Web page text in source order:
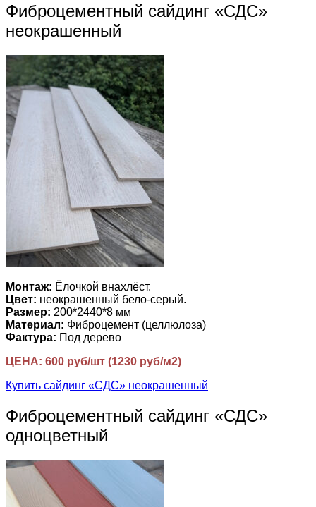
Фиброцементный сайдинг «СДС»
неокрашенный
Монтаж: Ёлочкой внахлёст.
Цвет: неокрашенный бело-серый.
Размер: 200*2440*8 мм
Материал: Фиброцемент (целлюлоза)
Фактура: Под дерево
ЦЕНА: 600 руб/шт (1230 руб/м2)
Купить сайдинг «СДС» неокрашенный
Фиброцементный сайдинг «СДС»
одноцветный